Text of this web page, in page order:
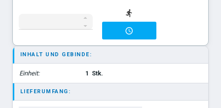
INHALT UND GEBINDE:
Einheit: 1 Stk.
LIEFERUMFANG: